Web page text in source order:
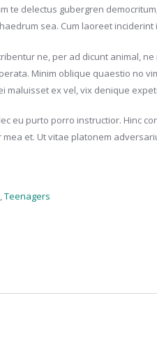
te delectus gubergren
sea. Cum laoreet inciderint
ne, per ad dicunt animal,
Minim oblique quaestio no
maluisset ex vel, vix denique
eu purto porro instructior. Hinc
et. Ut vitae platonem
,Teenagers